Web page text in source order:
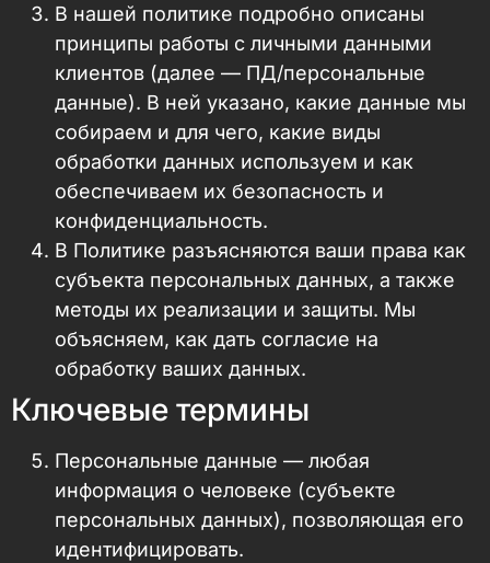
В нашей политике подробно описаны
принципы работы с личными данными
клиентов (далее — ПД/персональные
данные). В ней указано, какие данные мы
собираем и для чего, какие виды
обработки данных используем и как
обеспечиваем их безопасность и
конфиденциальность.
В Политике разъясняются ваши права как
субъекта персональных данных, а также
методы их реализации и защиты. Мы
объясняем, как дать согласие на
обработку ваших данных.
Ключевые термины
Персональные данные — любая
информация о человеке (субъекте
персональных данных), позволяющая его
идентифицировать.